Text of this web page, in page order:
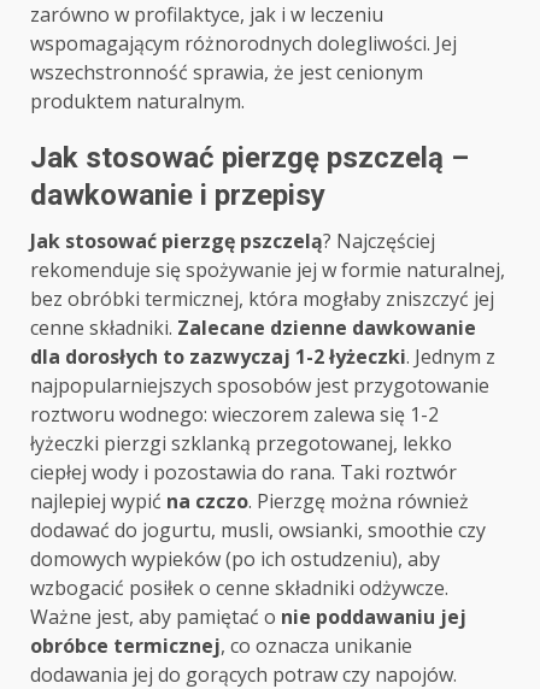
zarówno w profilaktyce, jak i w leczeniu
wspomagającym różnorodnych dolegliwości. Jej
wszechstronność sprawia, że jest cenionym
produktem naturalnym.
Jak stosować pierzgę pszczelą –
dawkowanie i przepisy
Jak stosować pierzgę pszczelą? Najczęściej
rekomenduje się spożywanie jej w formie naturalnej,
bez obróbki termicznej, która mogłaby zniszczyć jej
cenne składniki. Zalecane dzienne dawkowanie
dla dorosłych to zazwyczaj 1-2 łyżeczki. Jednym z
najpopularniejszych sposobów jest przygotowanie
roztworu wodnego: wieczorem zalewa się 1-2
łyżeczki pierzgi szklanką przegotowanej, lekko
ciepłej wody i pozostawia do rana. Taki roztwór
najlepiej wypić na czczo. Pierzgę można również
dodawać do jogurtu, musli, owsianki, smoothie czy
domowych wypieków (po ich ostudzeniu), aby
wzbogacić posiłek o cenne składniki odżywcze.
Ważne jest, aby pamiętać o nie poddawaniu jej
obróbce termicznej, co oznacza unikanie
dodawania jej do gorących potraw czy napojów.